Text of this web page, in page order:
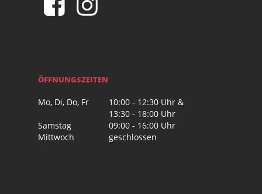
ÖFFNUNGSZEITEN
Mo, Di, Do, Fr
10:00 - 12:30 Uhr &
13:30 - 18:00 Uhr
Samstag
09:00 - 16:00 Uhr
Mittwoch
geschlossen